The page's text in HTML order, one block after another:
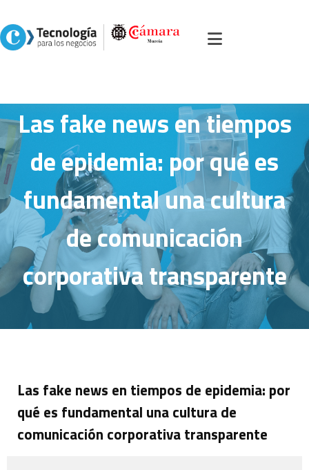
fake news en tiempos de epidemia: por qué es fundamental una cultura de
comunicación corporativa transparente
Las fake news en tiempos
de epidemia: por qué es
fundamental una cultura
de comunicación
corporativa transparente
Las fake news en tiempos de epidemia: por
qué es fundamental una cultura de
comunicación corporativa transparente